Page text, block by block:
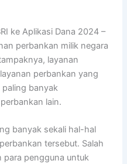
ke Aplikasi Dana 2024 –
perbankan milik negara
layanan
perbankan yang
banyak
lain.
banyak sekali hal-hal
tersebut. Salah
para pengguna untuk